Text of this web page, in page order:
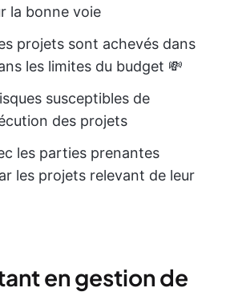
la bonne voie
projets sont achevés dans
les limites du budget 💸
susceptibles de
des projets
les parties prenantes
les projets relevant de leur
en gestion de